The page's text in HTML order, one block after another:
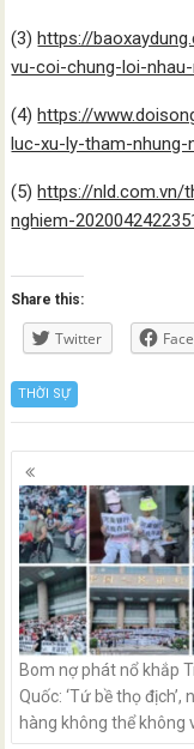
(3)https://
vu-coi-chung-loi-
(4)https://
luc-xu-ly-tham-nhung-
(5)https://nld.com.vn/
nghiem-
Share this:
Twitter
THỜI SỰ
Posts
navigation
Bom nợ phát nổ khắp
Quốc: ‘Tứ bề thọ địch’,
hàng không thể không